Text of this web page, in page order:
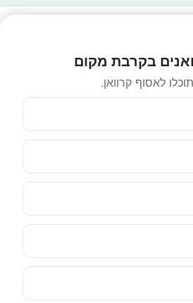
בקרבת מקום
לאסוף קרוואן.